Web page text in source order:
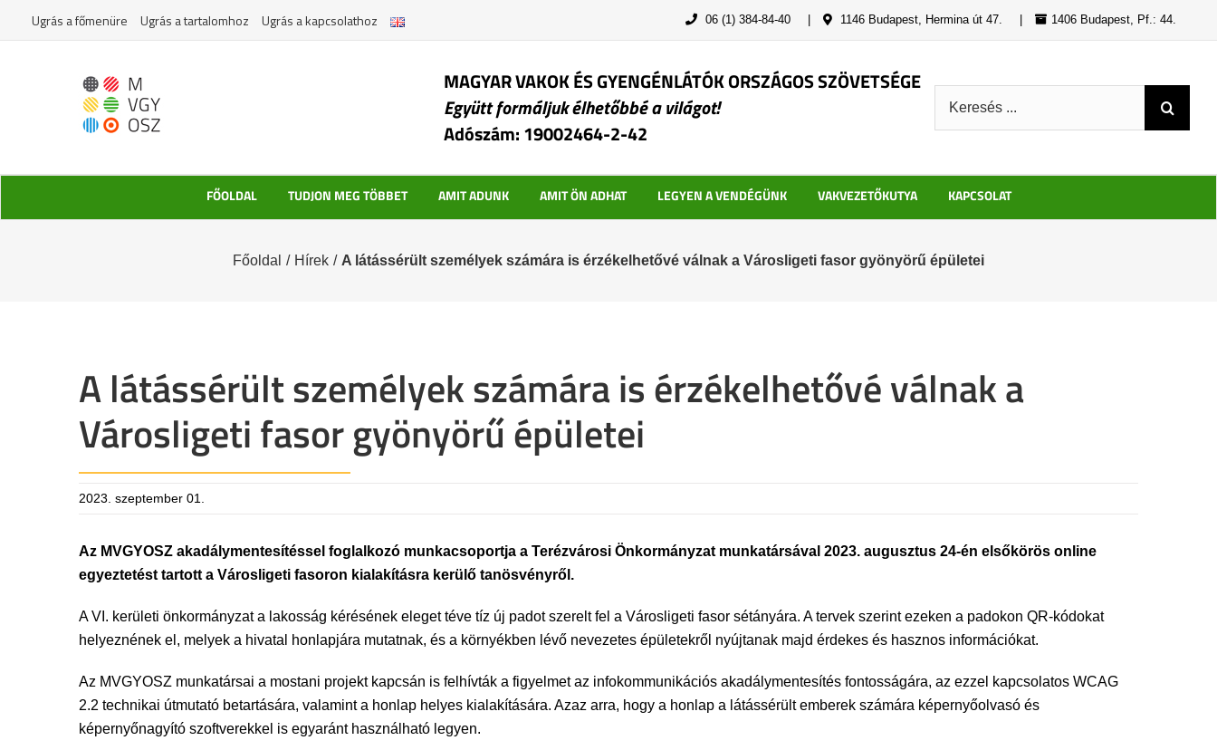
Ugrás a főmenüre Ugrás a tartalomhoz Ugrás a kapcsolathoz 06 (1) 384-84-40 1146 Budapest, Hermina út 47. 1406 Budapest, Pf.: 44.
MAGYAR VAKOK ÉS GYENGÉNLÁTÓK ORSZÁGOS SZÖVETSÉGE
Együtt formáljuk élhetőbbé a világot!
Adószám: 19002464-2-42
FŐOLDAL TUDJON MEG TÖBBET AMIT ADUNK AMIT ÖN ADHAT LEGYEN A VENDÉGÜNK VAKVEZETŐKUTYA KAPCSOLAT
Főoldal / Hírek / A látássérült személyek számára is érzékelhetővé válnak a Városligeti fasor gyönyörű épületei
A látássérült személyek számára is érzékelhetővé válnak a
Városligeti fasor gyönyörű épületei
2023. szeptember 01.
Az MVGYOSZ akadálymentesítéssel foglalkozó munkacsoportja a Terézvárosi Önkormányzat munkatársával 2023. augusztus 24-én elsőkörös online
egyeztetést tartott a Városligeti fasoron kialakításra kerülő tanösvényről.
A VI. kerületi önkormányzat a lakosság kérésének eleget téve tíz új padot szerelt fel a Városligeti fasor sétányára. A tervek szerint ezeken a padokon QR-kódokat
helyeznének el, melyek a hivatal honlapjára mutatnak, és a környékben lévő nevezetes épületekről nyújtanak majd érdekes és hasznos információkat.
Az MVGYOSZ munkatársai a mostani projekt kapcsán is felhívták a figyelmet az infokommunikációs akadálymentesítés fontosságára, az ezzel kapcsolatos WCAG
2.2 technikai útmutató betartására, valamint a honlap helyes kialakítására. Azaz arra, hogy a honlap a látássérült emberek számára képernyőolvasó és
képernyőnagyító szoftverekkel is egyaránt használható legyen.